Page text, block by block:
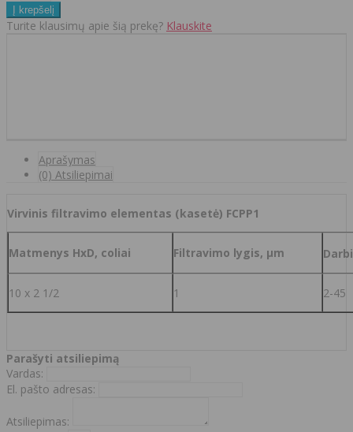
Turite klausimų apie šią prekę? Klauskite
Aprašymas
(0) Atsiliepimai
Virvinis filtravimo elementas (kasetė) FCPP1
Matmenys HxD, coliai Filtravimo lygis, µm
10 x 2 1/2 1 2-45
Parašyti atsiliepimą
Vardas:
El. pašto adresas:
Atsiliepimas: